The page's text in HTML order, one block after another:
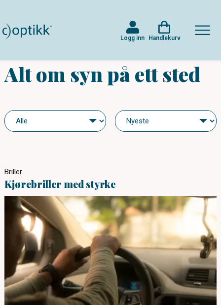
Logg inn Handlekurv
Alt om syn på ett sted
Briller
Kjørebriller med styrke